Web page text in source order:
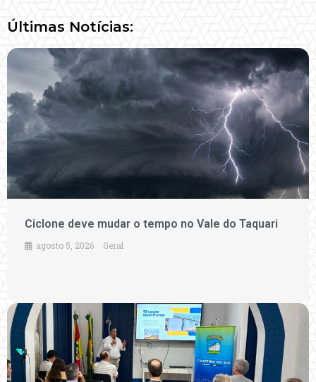
Últimas Notícias:
Ciclone deve mudar o tempo no Vale do Taquari
agosto 5, 2026 Geral